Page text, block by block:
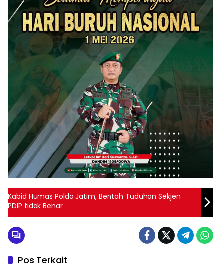
Kabid Humas Polda Jatim, Bentah Tuduhan Sekjen
PDIP tidak Benar
Pos Terkait